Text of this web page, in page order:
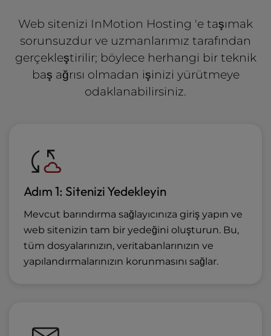
Web sitenizi InMotion Hosting 'e taşımak
sorunsuzdur ve uzmanlarımız tarafından
gerçekleştirilir; böylece herhangi bir teknik
baş ağrısı olmadan işinizi yürütmeye
odaklanabilirsiniz.
Adım 1: Sitenizi Yedekleyin
Mevcut barındırma sağlayıcınıza giriş yapın ve
web sitenizin tam bir yedeğini oluşturun. Bu,
tüm dosyalarınızın, veritabanlarınızın ve
yapılandırmalarınızın korunmasını sağlar.